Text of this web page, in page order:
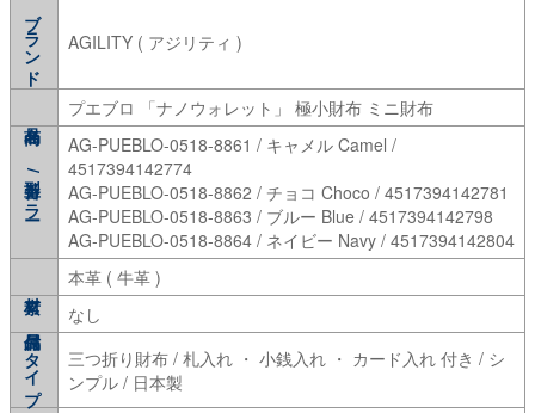
ブランド AGILITY ( アジリティ )
プエブロ 「ナノウォレット」 極小財布 ミニ財布
型番/カラー
AG-PUEBLO-0518-8861 / キャメル Camel /
4517394142774
AG-PUEBLO-0518-8862 / チョコ Choco / 4517394142781
AG-PUEBLO-0518-8863 / ブルー Blue / 4517394142798
AG-PUEBLO-0518-8864 / ネイビー Navy / 4517394142804
本革 ( 牛革 )
なし
タイプ
三つ折り財布 / 札入れ ・ 小銭入れ ・ カード入れ 付き / シ
ンプル / 日本製